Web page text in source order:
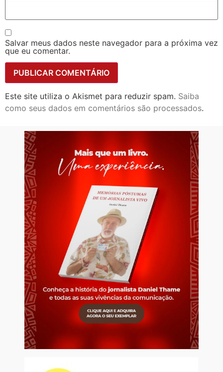
Salvar meus dados neste navegador para a próxima vez
que eu comentar.
Este site utiliza o Akismet para reduzir spam. Saiba
como seus dados em comentários são processados.